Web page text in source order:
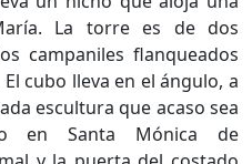
La torre es de dos
campaniles flanqueados
cubo lleva en el ángulo, a
escultura que acaso sea
en Santa Mónica de